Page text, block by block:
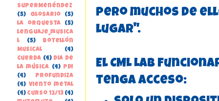
pero muchos de
lugar".
El CML Lab
tenga acceso:
SuperMenéndez
(5)
Glosario
(5)
la orquesta
(5)
lenguaje_musica
l
(5)
Botellón
Musical
(4)
Cuerda (4) Dia de
la música (4) PDI
(4)
Profundiza
(4) Viento metal
(4) curso 12/13 (4)